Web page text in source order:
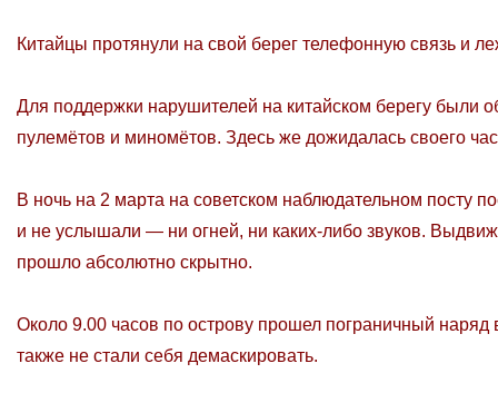
Китайцы протянули на свой берег телефонную связь и
Для поддержки нарушителей на китайском берегу были
пулемётов и миномётов. Здесь же дожидалась своего
В ночь на 2 марта на советском наблюдательном посту
и не услышали — ни огней, ни каких-либо звуков.
прошло абсолютно скрытно.
Около 9.00 часов по острову прошел пограничный
также не стали себя демаскировать.